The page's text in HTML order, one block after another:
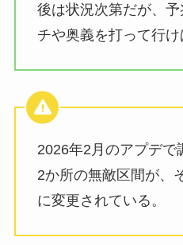
後は状況次第だが、
チや奥義を打って行け
2026年2月のアプデで
2か所の無敵区間が、
に変更されている。